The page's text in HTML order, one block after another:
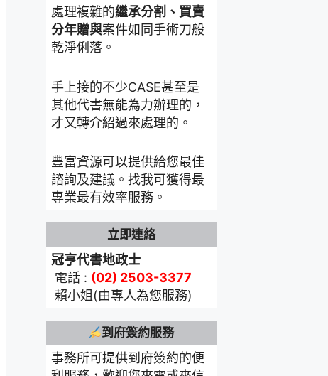
處理複雜的繼承分割、買賣
分年贈與案件如同手術刀般
乾淨俐落。
手上接的不少CASE甚至是
其他代書無能為力辦理的，
才又轉介紹過來處理的。
豐富資源可以提供給您最佳
諮詢及建議。找我可獲得最
專業最有效率服務。
立即連絡
冠亨代書地政士
電話 : (02) 2503-3377
賴小姐(由專人為您服務)
到府簽約服務
事務所可提供到府簽約的便